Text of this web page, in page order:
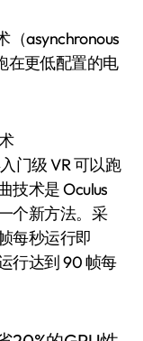
在更低配置的电
门级 VR 可以跑
技术是 Oculus
个新方法。采
每秒运行即
行达到 90 帧每